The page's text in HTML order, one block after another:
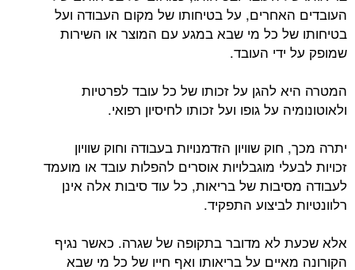
העובדים האחרים, על בטיחותו של מקום העבודה ועל
בטיחותו של כל מי שבא במגע עם המוצר או השירות
שמופק על ידי העובד.
המטרה היא להגן על זכותו של כל עובד לפרטיות
ולאוטונומיה על גופו ועל זכותו לחיסיון רפואי.
יתרה מכך, חוק שוויון הזדמנויות בעבודה וחוק שוויון
זכויות לבעלי מוגבלויות אוסרים להפלות עובד או מועמד
לעבודה מסיבות של בריאות, כל עוד סיבות אלה אינן
רלוונטיות לביצוע התפקיד.
אלא שכעת לא מדובר בתקופה של שגרה. כאשר נגיף
הקורונה מאיים על בריאותו ואף חייו של כל מי שבא